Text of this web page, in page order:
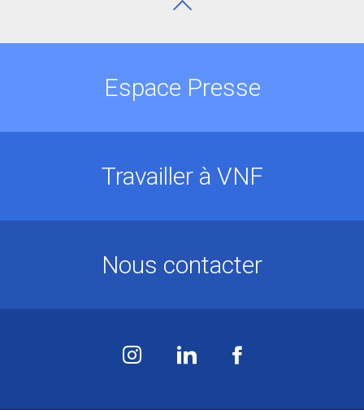
Espace Presse
Travailler à VNF
Nous contacter